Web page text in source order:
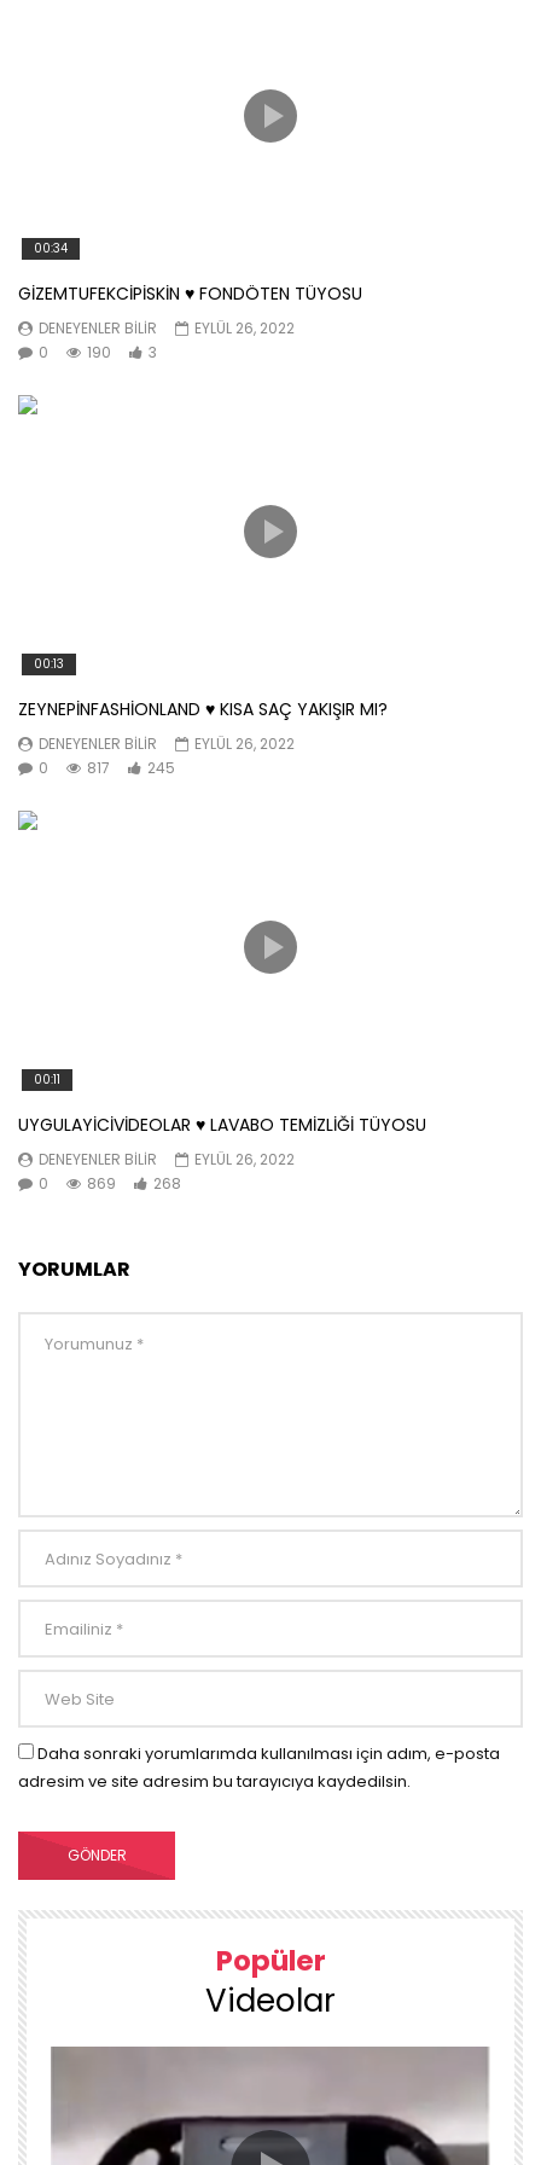
00:34
GİZEMTUFEKCİPİSKİN ♥️ FONDÖTEN TÜYOSU
DENEYENLER BILIR
EYLÜL 26, 2022
0
190 3
00:13
ZEYNEPİNFASHİONLAND ♥️ KISA SAÇ YAKIŞIR MI?
DENEYENLER BILIR
EYLÜL 26, 2022
0
817 245
00:11
UYGULAYİCİVİDEOLAR ♥️ LAVABO TEMİZLİĞİ TÜYOSU
DENEYENLER BILIR
EYLÜL 26, 2022
0
869 268
YORUMLAR
Daha sonraki yorumlarımda kullanılması için adım, e-posta
adresim ve site adresim bu tarayıcıya kaydedilsin.
Popüler
Videolar